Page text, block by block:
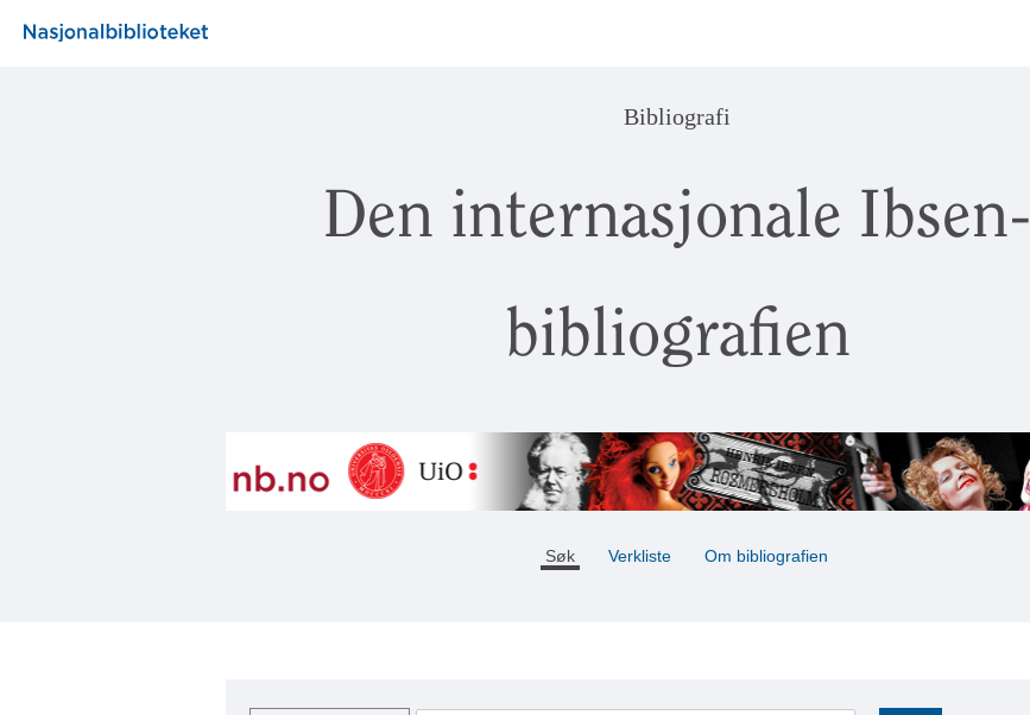
Bibliografi
Den internasjonale Ibsen-
bibliografien
Søk Verkliste Om bibliografien